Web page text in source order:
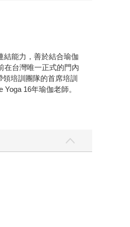
結能力，善於結合瑜伽
在台灣唯一正式的門內
培訓團隊的首席培訓
16年瑜伽老師。